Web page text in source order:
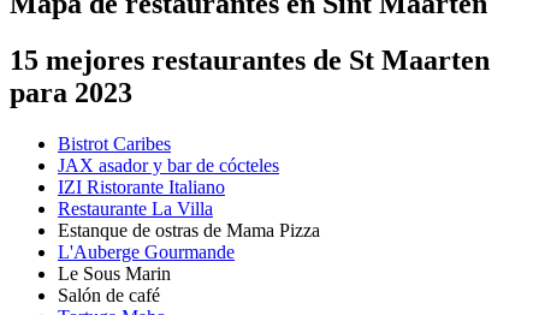
15 mejores restaurantes de St Maarten
para 2023
Bistrot Caribes
JAX asador y bar de cócteles
IZI Ristorante Italiano
Restaurante La Villa
Estanque de ostras de Mama Pizza
L'Auberge Gourmande
Le Sous Marin
Salón de café